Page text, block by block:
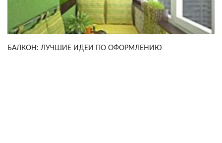
БАЛКОН: ЛУЧШИЕ ИДЕИ ПО ОФОРМЛЕНИЮ